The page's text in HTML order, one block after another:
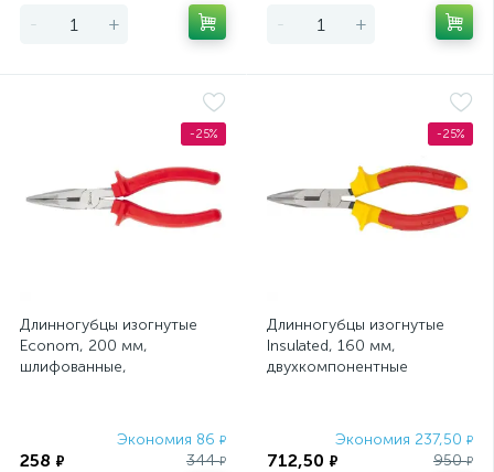
- + - +
-25%
Длинногубцы изогнутые
Econom, 200 мм,
шлифованные,
Экономия 86 ₽
258 ₽ 344₽
-25%
Длинногубцы изогнутые
Insulated, 160 мм,
двухкомпонентные
Экономия 237,50 ₽
712,50 ₽ 950₽